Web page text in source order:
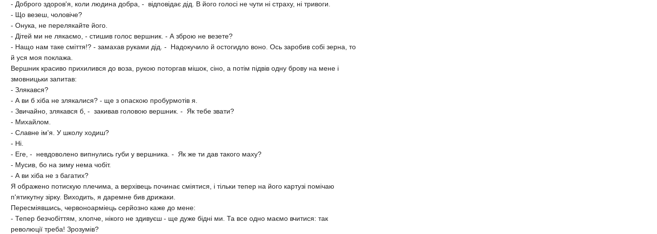
- Доброго здоров'я, коли людина добра, - вiдповiдає дiд. В його голосi не чути нi страху, нi тривоги.
- Що везеш, чоловiче?
- Онука, не перелякайте його.
- Дiтей ми не лякаємо, - стишив голос вершник. - А зброю не везете?
- Нащо нам таке смiття!? - замахав руками дiд. - Надокучило й остогидло воно. Ось заробив собi зерна, то
й уся моя поклажа.
Вершник красиво прихилився до воза, рукою поторгав мiшок, сiно, а потiм пiдвiв одну брову на мене i
змовницьки запитав:
- Злякався?
- А ви б хiба не злякалися? - ще з опаскою пробурмотiв я.
- Звичайно, злякався б, - закивав головою вершник. - Як тебе звати?
- Михайлом.
- Славне iм'я. У школу ходиш?
- Нi.
- Еге, - невдоволено випнулись губи у вершника. - Як же ти дав такого маху?
- Мусив, бо на зиму нема чобiт.
- А ви хiба не з багатих?
Я ображено потискую плечима, а верхiвець починає смiятися, i тiльки тепер на його картузi помiчаю
п'ятикутну зiрку. Виходить, я даремне бив дрижаки.
Пересмiявшись, червоноармiець серйозно каже до мене:
- Тепер безчобiттям, хлопче, нiкого не здивуєш - ще дуже бiднi ми. Та все одно маємо вчитися: так
революцiї треба! Зрозумiв?